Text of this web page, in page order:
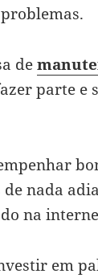
de
parte e
nada
na
em